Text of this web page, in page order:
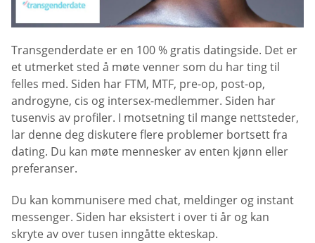
Transgenderdate er en 100 % gratis datingside. Det er
et utmerket sted å møte venner som du har ting til
felles med. Siden har FTM, MTF, pre-op, post-op,
androgyne, cis og intersex-medlemmer. Siden har
tusenvis av profiler. I motsetning til mange nettsteder,
lar denne deg diskutere flere problemer bortsett fra
dating. Du kan møte mennesker av enten kjønn eller
preferanser.
Du kan kommunisere med chat, meldinger og instant
messenger. Siden har eksistert i over ti år og kan
skryte av over tusen inngåtte ekteskap.